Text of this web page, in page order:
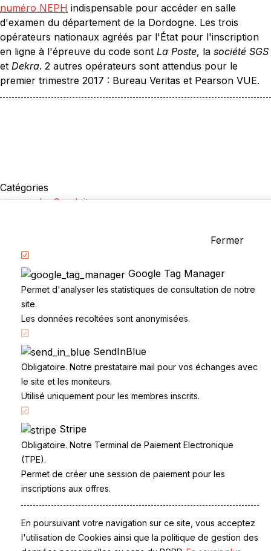
numéro NEPH indispensable pour accéder en salle
d'examen du département de la Dordogne. Les trois
opérateurs nationaux agréés par l'État pour l'inscription
en ligne à l'épreuve du code sont La Poste, la société SGS
et Dekra. 2 autres opérateurs sont attendus pour le
premier trimestre 2017 : Bureau Veritas et Pearson VUE.
Catégories
La Conduite
Accueil
Code de la route
Partenaires
CandidatLibre.net
Conditions générales
Contact
Le Permis
Examen du permis
La Conduite
Questions fréquentes
Réglementation
Fermer
Google Tag Manager
Permet d'analyser les statistiques de consultation de notre
site.
Les données recoltées sont anonymisées.
SendInBlue
Obligatoire. Notre prestataire mail pour vos échanges avec
le site et les moniteurs.
Utilisé uniquement pour les membres inscrits.
Stripe
Obligatoire. Notre Terminal de Paiement Electronique
(TPE).
Permet de créer une session de paiement pour les
inscriptions aux offres.
En poursuivant votre navigation sur ce site, vous acceptez
l'utilisation de Cookies ainsi que la politique de gestion des